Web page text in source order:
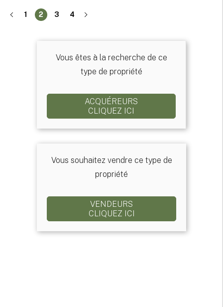
1 2 3 4
Vous êtes à la recherche de ce
type de propriété
ACQUÉREURS
CLIQUEZ ICI
Vous souhaitez vendre ce type de
propriété
VENDEURS
CLIQUEZ ICI